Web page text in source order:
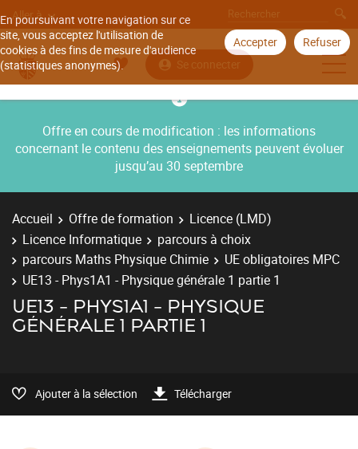
En poursuivant votre navigation sur ce
site, vous acceptez l'utilisation de
cookies à des fins de mesure d'audience
(statistiques anonymes).
Accepter Refuser
Aller à
Se connecter
Offre en cours de modification : les informations
concernant le contenu des enseignements peuvent évoluer
jusqu’au 30 septembre
Accueil Offre de formation
Licence (LMD)
Licence Informatique
parcours à choix
parcours Maths Physique Chimie
UE obligatoires MPC
UE13 - Phys1A1 - Physique générale 1 partie 1
UE13 - PHYS1A1 - PHYSIQUE
GÉNÉRALE 1 PARTIE 1
Ajouter à la sélection Télécharger